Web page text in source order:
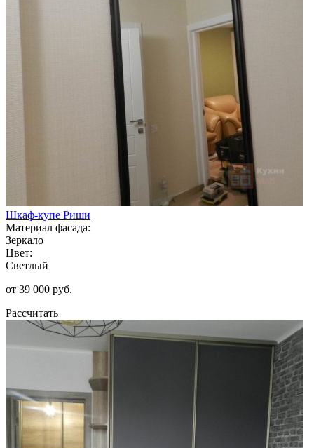
Шкаф-купе Риши
Материал фасада:
Зеркало
Цвет:
Светлый
от 39 000 руб.
Рассчитать